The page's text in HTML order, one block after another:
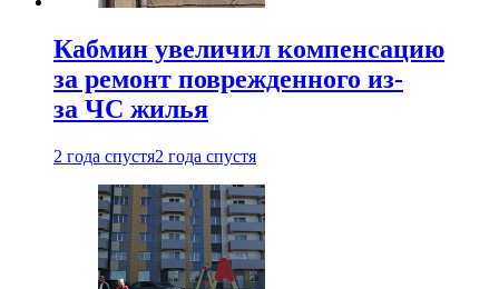
Кабмин увеличил компенсацию
за ремонт поврежденного из-
за ЧС жилья
2 года спустя2 года спустя